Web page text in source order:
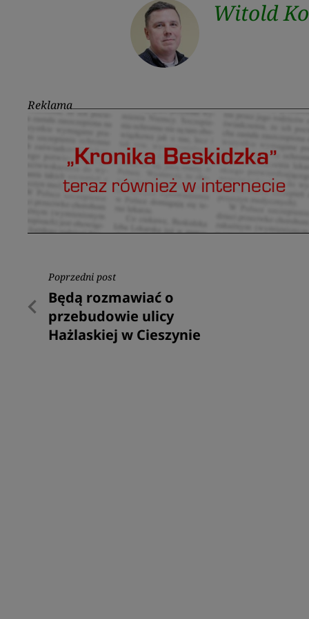
Witold
Reklama
Nawigacja
wpisu
Poprzedni post
Poprzedni
post
Będą rozmawiać o
przebudowie ulicy
Hażlaskiej w Cieszynie